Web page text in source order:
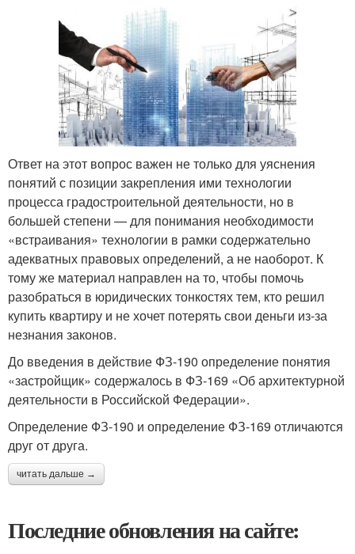
Ответ на этот вопрос важен не только для уяснения
понятий с позиции закрепления ими технологии
процесса градостроительной деятельности, но в
большей степени — для понимания необходимости
«встраивания» технологии в рамки содержательно
адекватных правовых определений, а не наоборот. К
тому же материал направлен на то, чтобы помочь
разобраться в юридических тонкостях тем, кто решил
купить квартиру и не хочет потерять свои деньги из-за
незнания законов.
До введения в действие ФЗ-190 определение понятия
«застройщик» содержалось в ФЗ-169 «Об архитектурной
деятельности в Российской Федерации».
Определение ФЗ-190 и определение ФЗ-169 отличаются
друг от друга.
читать дальше →
Последние обновления на сайте: